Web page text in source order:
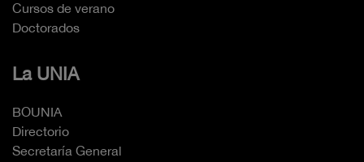
Cursos de verano
Doctorados
La UNIA
BOUNIA
Directorio
Secretaría General